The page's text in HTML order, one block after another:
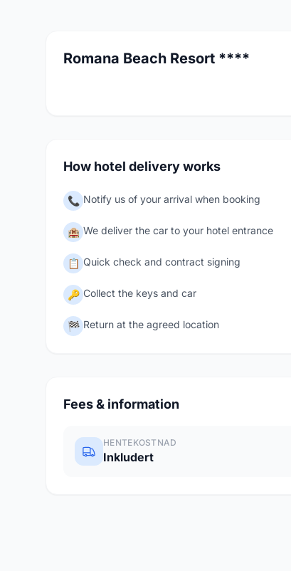
Romana Beach Resort ****
How hotel delivery works
📞 Notify us of your arrival when booking
🏨 We deliver the car to your hotel entrance
📋 Quick check and contract signing
🔑 Collect the keys and car
🏁 Return at the agreed location
Fees & information
HENTEKOSTNAD
Inkludert